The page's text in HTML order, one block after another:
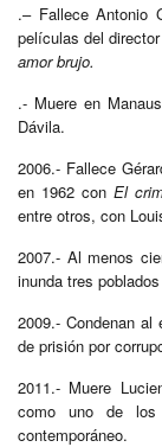
.– Fallece Antonio
películas del
amor brujo.
.- Muere en
Dávila.
2006.- Fallece
en 1962 con El
entre otros, con
2007.- Al menos
inunda tres
2009.- Condenan al
de prisión por
2011.- Muere
como uno de los
contemporáneo.